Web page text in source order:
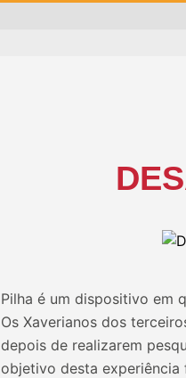
Pilha é um dispositivo em
Os Xaverianos dos
depois de realizarem
objetivo desta experiência